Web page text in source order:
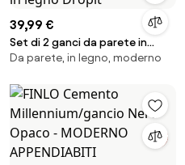
39,99 €
Set di 2 ganci da parete in
legno Dropit
Da parete, in legno, moderno